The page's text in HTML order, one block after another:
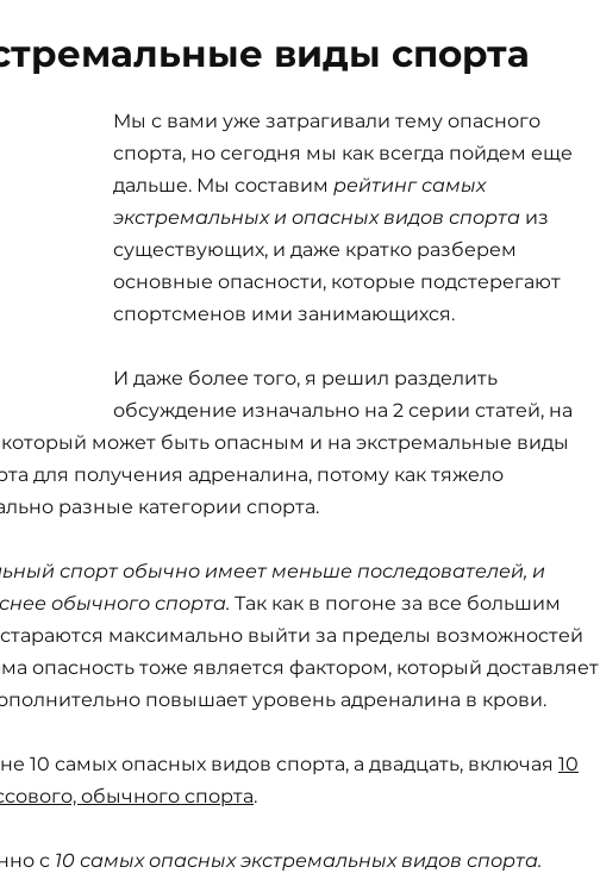
виды спорта
Мы с вами уже затрагивали тему опасного
спорта, но сегодня мы как всегда пойдем еще
дальше. Мы составим рейтинг самых
экстремальных и опасных видов спорта из
существующих, и даже кратко разберем
основные опасности, которые подстерегают
спортсменов ими занимающихся.
И даже более того, я решил разделить
обсуждение изначально на 2 серии статей, на
может быть опасным и на экстремальные виды
для получения адреналина, потому как тяжело
разные категории спорта.
спорт обычно имеет меньше последователей, и
обычного спорта. Так как в погоне за все большим
максимально выйти за пределы возможностей
опасность тоже является фактором, который доставляет
повышает уровень адреналина в крови.
10 самых опасных видов спорта, а двадцать, включая 10
обычного спорта.
с 10 самых опасных экстремальных видов спорта.